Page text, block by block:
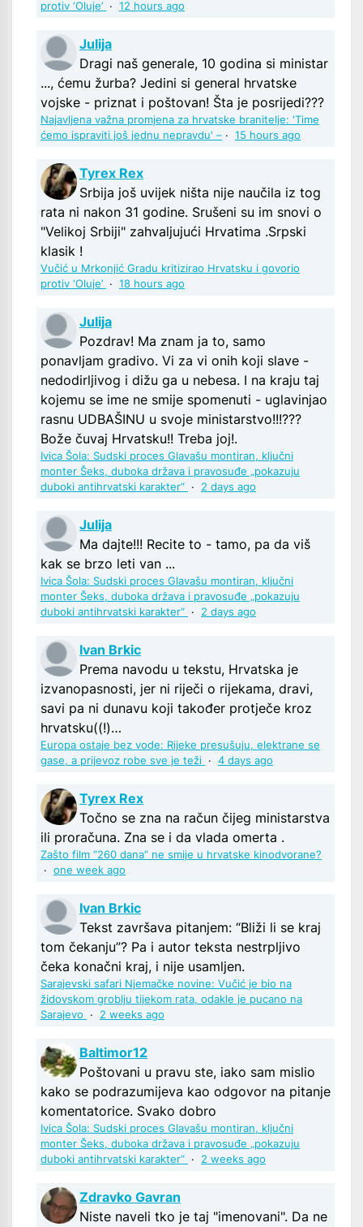
protiv ‘Oluje’ · 12 hours ago
Julija
Dragi naš generale, 10 godina si ministar
..., ćemu žurba? Jedini si general hrvatske
vojske - priznat i poštovan! Šta je posrijedi???
Najavljena važna promjena za hrvatske branitelje: 'Time
ćemo ispraviti još jednu nepravdu' – · 15 hours ago
Tyrex Rex
Srbija još uvijek ništa nije naučila iz tog
rata ni nakon 31 godine. Srušeni su im snovi o
"Velikoj Srbiji" zahvaljujući Hrvatima .Srpski
klasik !
Vučić u Mrkonjić Gradu kritizirao Hrvatsku i govorio
protiv ‘Oluje’ · 18 hours ago
Julija
Pozdrav! Ma znam ja to, samo
ponavljam gradivo. Vi za vi onih koji slave -
nedodirljivog i dižu ga u nebesa. I na kraju taj
kojemu se ime ne smije spomenuti - uglavinjao
rasnu UDBAŠINU u svoje ministarstvo!!!???
Bože čuvaj Hrvatsku!! Treba joj!.
Ivica Šola: Sudski proces Glavašu montiran, ključni
monter Šeks, duboka država i pravosuđe „pokazuju
duboki antihrvatski karakter“ · 2 days ago
Julija
Ma dajte!!! Recite to - tamo, pa da viš
kak se brzo leti van ...
Ivica Šola: Sudski proces Glavašu montiran, ključni
monter Šeks, duboka država i pravosuđe „pokazuju
duboki antihrvatski karakter“ · 2 days ago
Ivan Brkic
Prema navodu u tekstu, Hrvatska je
izvanopasnosti, jer ni riječi o rijekama, dravi,
savi pa ni dunavu koji također protječe kroz
hrvatsku((!)…
Europa ostaje bez vode: Rijeke presušuju, elektrane se
gase, a prijevoz robe sve je teži · 4 days ago
Tyrex Rex
Točno se zna na račun čijeg ministarstva
ili proračuna. Zna se i da vlada omerta .
Zašto film “260 dana” ne smije u hrvatske kinodvorane?
· one week ago
Ivan Brkic
Tekst završava pitanjem: “Bliži li se kraj
tom čekanju”? Pa i autor teksta nestrpljivo
čeka konačni kraj, i nije usamljen.
Sarajevski safari Njemačke novine: Vučić je bio na
židovskom groblju tijekom rata, odakle je pucano na
Sarajevo
· 2 weeks ago
Baltimor12
Poštovani u pravu ste, iako sam mislio
kako se podrazumijeva kao odgovor na pitanje
komentatorice. Svako dobro
Ivica Šola: Sudski proces Glavašu montiran, ključni
monter Šeks, duboka država i pravosuđe „pokazuju
duboki antihrvatski karakter“ · 2 weeks ago
Zdravko Gavran
Niste naveli tko je taj "imenovani". Da ne